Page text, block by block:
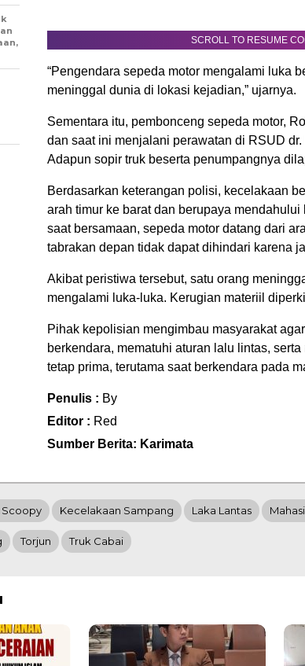
SCROLL TO RESUME
“Pengendara sepeda motor mengalami luka
meninggal dunia di lokasi kejadian,” ujarnya.
Sementara itu, pembonceng sepeda motor,
dan saat ini menjalani perawatan di RSUD
Adapun sopir truk beserta penumpangnya
Berdasarkan keterangan polisi, kecelakaan
arah timur ke barat dan berupaya
saat bersamaan, sepeda motor datang dari
tabrakan depan tidak dapat dihindari karena
Akibat peristiwa tersebut, satu orang
mengalami luka-luka. Kerugian materiil
Pihak kepolisian mengimbau masyarakat
berkendara, mematuhi aturan lalu lintas,
tetap prima, terutama saat berkendara pada
Penulis : By
Editor : Red
Sumber Berita: Karimata
Scoopy Kecelakaan Sampang Laka Lantas
Torjun Truk Cabai